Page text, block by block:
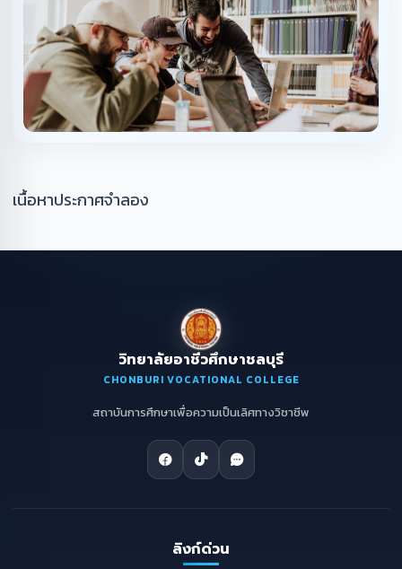
เนื้อหาประกาศจำลอง
วิทยาลัยอาชีวศึกษาชลบุรี
CHONBURI VOCATIONAL COLLEGE
สถาบันการศึกษาเพื่อความเป็นเลิศทางวิชาชีพ
ลิงก์ด่วน